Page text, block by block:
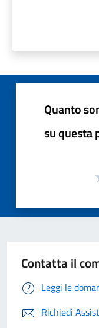
Quanto
su questa
Contatta il
Leggi le
Richiedi